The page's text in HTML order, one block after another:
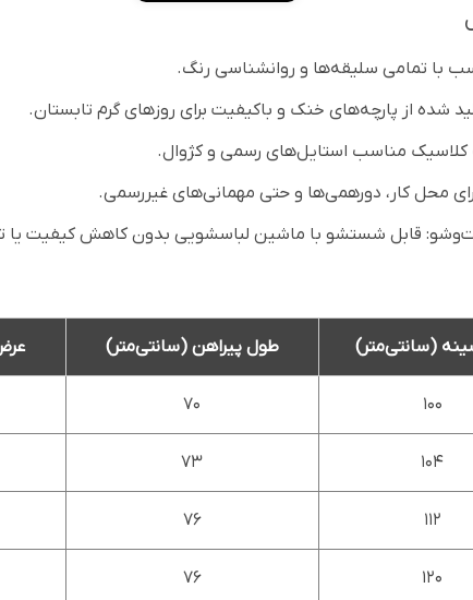
با تمامی سلیقه‌ها و روانشناسی رنگ.
شده از پارچه‌های خنک و باکیفیت برای روزهای گرم تابستان.
کلاسیک مناسب استایل‌های رسمی و کژوال.
محل کار، دورهمی‌ها و حتی مهمانی‌های غیررسمی.
قابل شستشو با ماشین لباسشویی بدون کاهش کیفیت یا
(سانتی‌متر) طول پیراهن (سانتی‌متر)
100
70
104
73
112
76
120
76